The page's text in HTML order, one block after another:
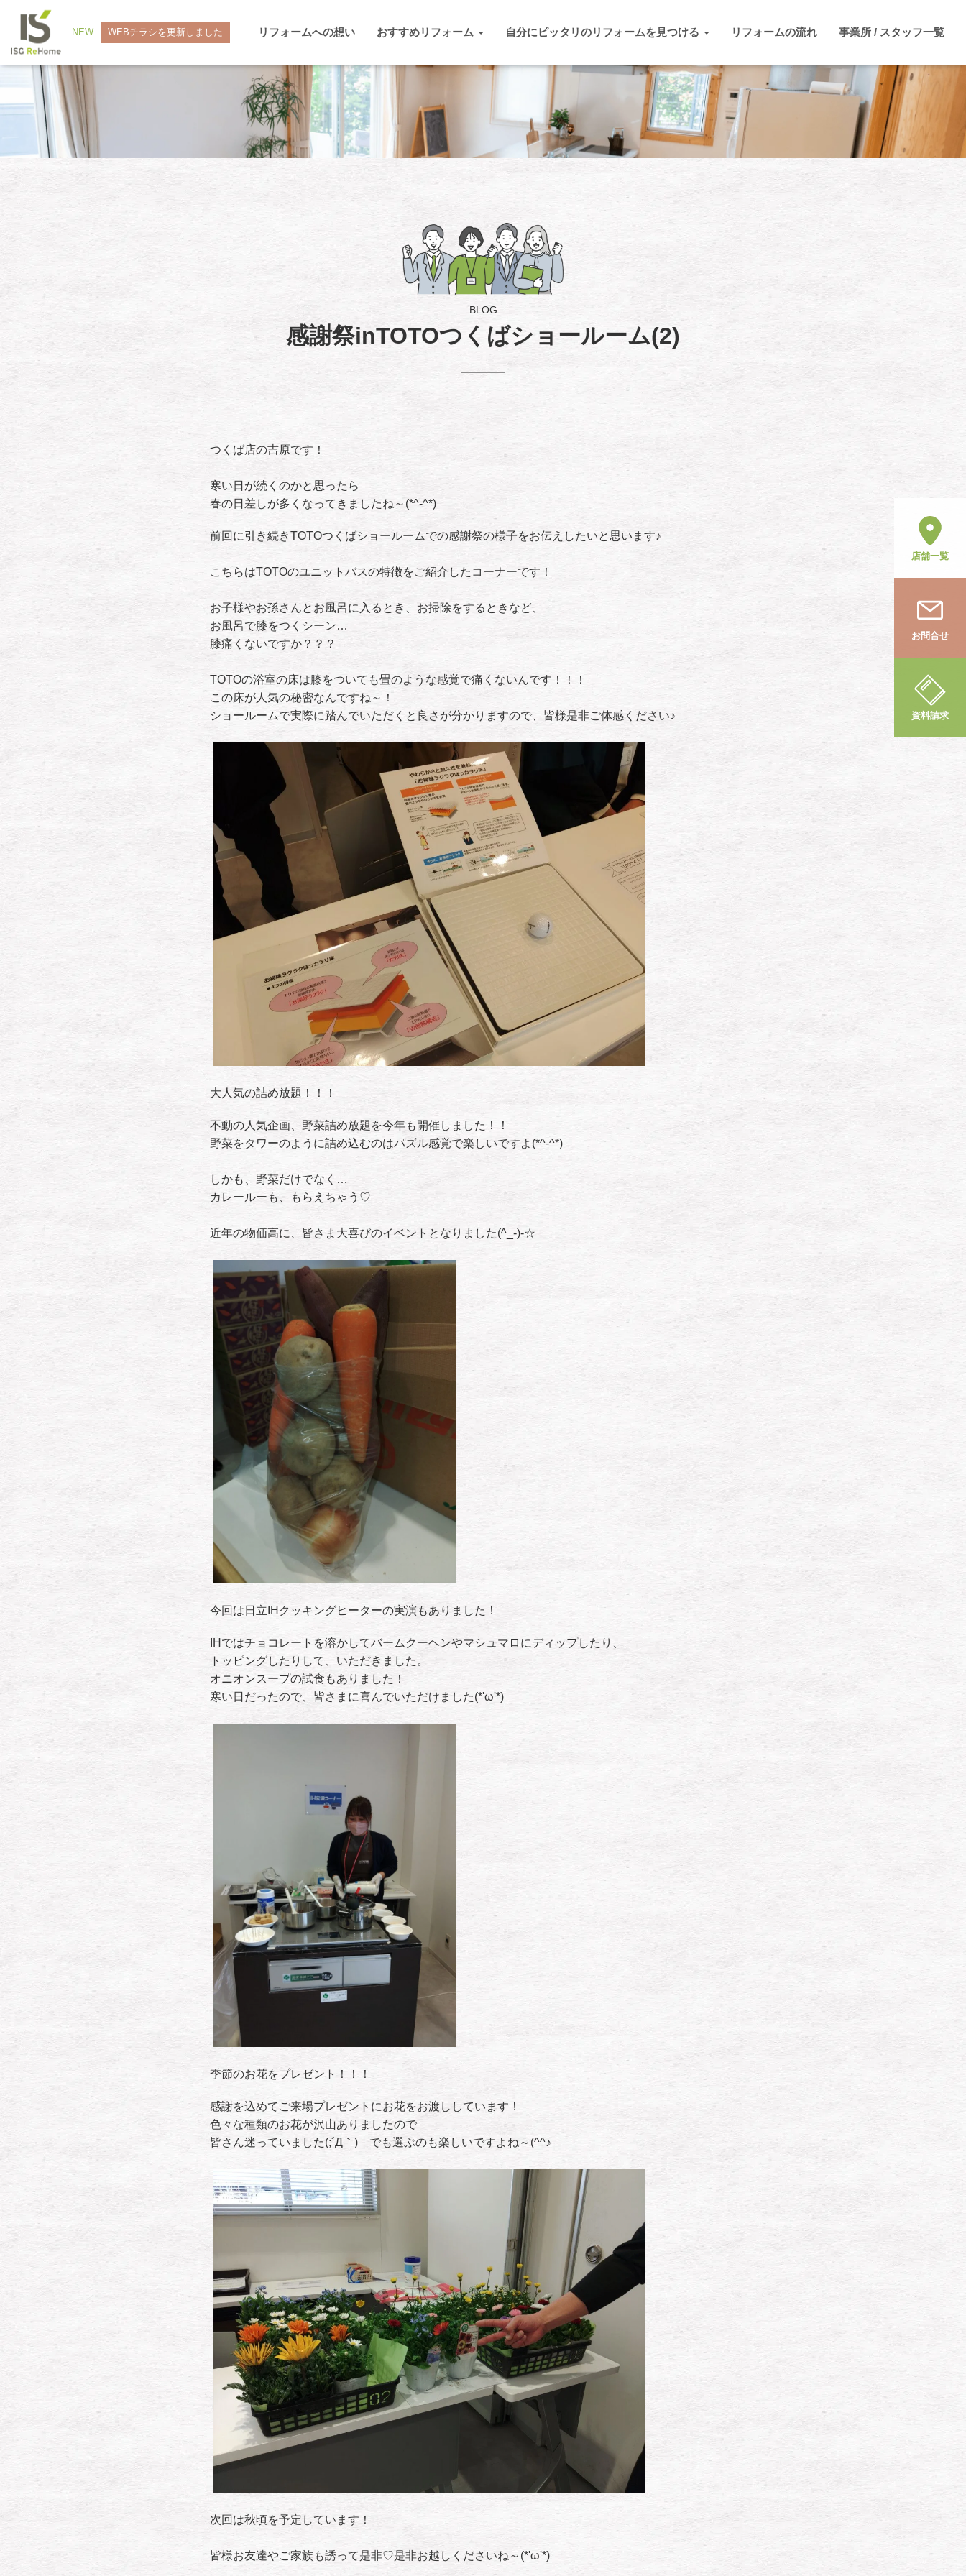
NEW WEBチラシを更新しました リフォームへの想い おすすめリフォーム 自分にピッタリのリフォームを見つける リフォームの流れ 事業所 / スタッフ一覧
店舗一覧
お問合せ
資料請求
感謝祭inTOTOつくばショールーム(2)
BLOG
つくば店の吉原です！
寒い日が続くのかと思ったら
春の日差しが多くなってきましたね～(*^-^*)
前回に引き続きTOTOつくばショールームでの感謝祭の様子をお伝えしたいと思います♪
こちらはTOTOのユニットバスの特徴をご紹介したコーナーです！
お子様やお孫さんとお風呂に入るとき、お掃除をするときなど、
お風呂で膝をつくシーン…
膝痛くないですか？？？
TOTOの浴室の床は膝をついても畳のような感覚で痛くないんです！！！
この床が人気の秘密なんですね～！
ショールームで実際に踏んでいただくと良さが分かりますので、皆様是非ご体感ください♪
大人気の詰め放題！！！
不動の人気企画、野菜詰め放題を今年も開催しました！！
野菜をタワーのように詰め込むのはパズル感覚で楽しいですよ(*^-^*)
しかも、野菜だけでなく…
カレールーも、もらえちゃう♡
近年の物価高に、皆さま大喜びのイベントとなりました(^_-)-☆
今回は日立IHクッキングヒーターの実演もありました！
IHではチョコレートを溶かしてバームクーヘンやマシュマロにディップしたり、
トッピングしたりして、いただきました。
オニオンスープの試食もありました！
寒い日だったので、皆さまに喜んでいただけました(*'ω'*)
季節のお花をプレゼント！！！
感謝を込めてご来場プレゼントにお花をお渡ししています！
色々な種類のお花が沢山ありましたので
皆さん迷っていました(;´Д｀) でも選ぶのも楽しいですよね～(^^♪
次回は秋頃を予定しています！
皆様お友達やご家族も誘って是非♡是非お越しくださいね～(*'ω'*)